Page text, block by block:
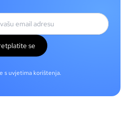
se
s uvjetima korištenja.